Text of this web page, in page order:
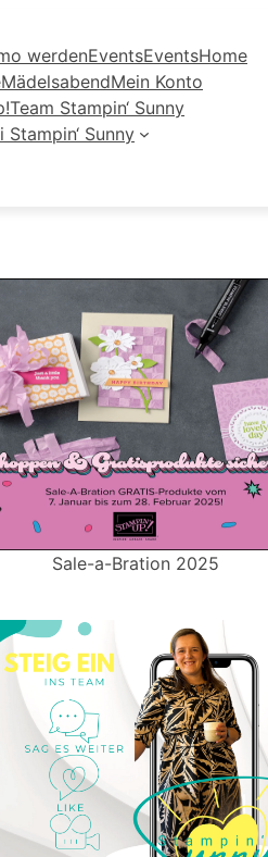
werdenEventsEventsHome
MädelsabendMein Konto
Team Stampin‘ Sunny
Sunny
Sale-a-Bration 2025